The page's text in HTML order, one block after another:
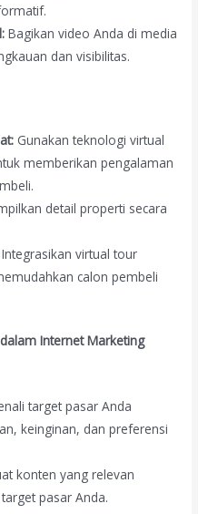
Bagikan video Anda di media
dan visibilitas.
Gunakan teknologi virtual
memberikan pengalaman
detail properti secara
Integrasikan virtual tour
calon pembeli
Internet Marketing
target pasar Anda
keinginan, dan preferensi
konten yang relevan
pasar Anda.